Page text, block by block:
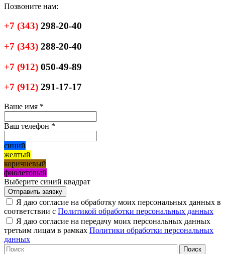
Позвоните нам:
+7 (343) 298-20-40
+7 (343) 288-20-40
+7 (912) 050-49-89
+7 (912) 291-17-17
Ваше имя *
Ваш телефон *
синий
желтый
коричневый
фиолетовый
Выберите синий квадрат
Я даю согласие на обработку моих персональных данных в
соответствии с Политикой обработки персональных данных
Я даю согласие на передачу моих персональных данных
третьим лицам в рамках Политики обработки персональных
данных